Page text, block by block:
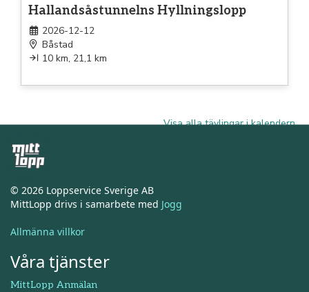
Hallandsåstunnelns Hyllningslopp
2026-12-12
Båstad
10 km, 21,1 km
Visa alla tävlingar i kalendern
© 2026 Loppservice Sverige AB
MittLopp drivs i samarbete med Jogg
Allmänna villkor
Våra tjänster
MittLopp Anmälan